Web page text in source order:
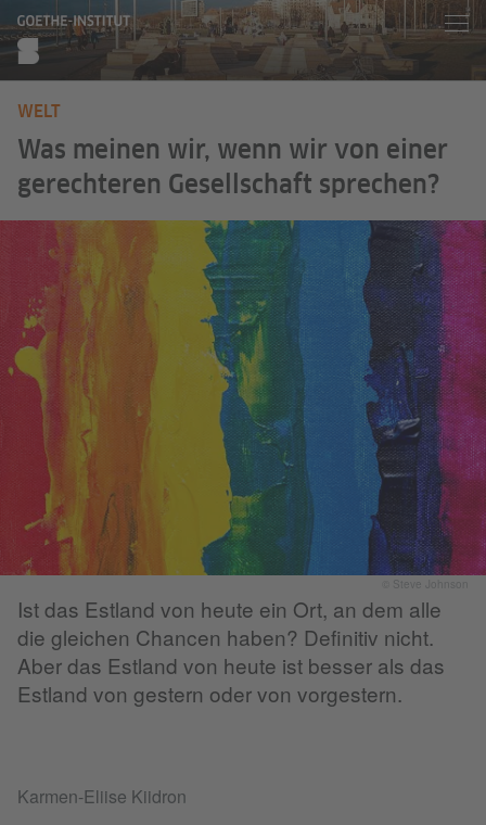
WELT
Was meinen wir, wenn wir von einer
gerechteren Gesellschaft sprechen?
© Steve Johnson
Ist das Estland von heute ein Ort, an dem alle
die gleichen Chancen haben? Definitiv nicht.
Aber das Estland von heute ist besser als das
Estland von gestern oder von vorgestern.
Karmen-Eliise Kiidron